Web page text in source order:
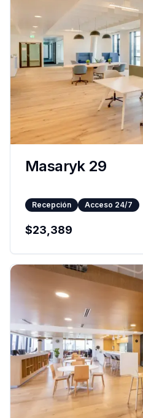
Masaryk 29
Recepción Acceso 24/7
$23,389